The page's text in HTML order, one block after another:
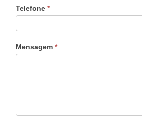
Telefone *
Mensagem *